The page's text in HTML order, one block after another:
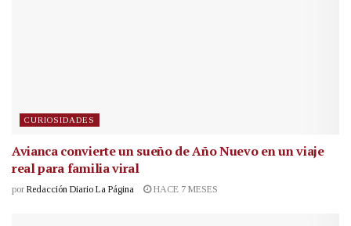
CURIOSIDADES
Avianca convierte un sueño de Año Nuevo en un viaje
real para familia viral
por Redacción Diario La Página HACE 7 MESES